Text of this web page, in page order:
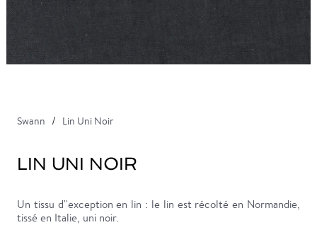
Swann Lin Uni Noir
LIN UNI NOIR
Un tissu d''exception en lin : le lin est récolté en Normandie,
tissé en Italie, uni noir.